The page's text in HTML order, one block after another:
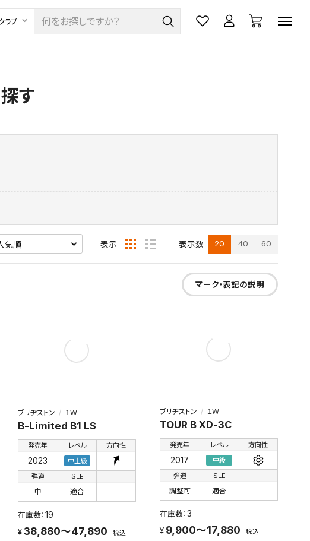
す
表示 表示数 20 40 60
マーク・表記の説明
ブリヂストン １Ｗ
B-Limited B1 LS
発売年
2023
レベル
中上級
方向性
弾道
中
SLE
適合
19
38,880～47,890 税込
ブリヂストン １Ｗ
TOUR B XD-3C
発売年
2017
レベル
中級
方向性
弾道
調整可
SLE
適合
3
9,900～17,880 税込